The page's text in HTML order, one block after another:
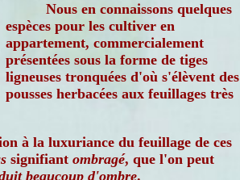
Nous en connaissons quelques
espèces pour les cultiver en
appartement, commercialement
présentées sous la forme de tiges
ligneuses tronquées d'où s'élèvent des
pousses herbacées aux feuillages très
à la luxuriance du feuillage de ces
signifiant ombragé, que l'on peut
beaucoup d'ombre.